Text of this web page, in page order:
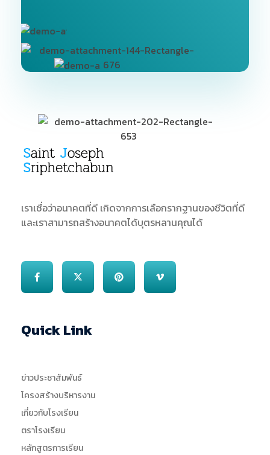
เราเชื่อว่าอนาคตที่ดี เกิดจากการเลือกรากฐานของชีวิตที่ดี
และเราสามารถสร้างอนาคตได้บุตรหลานคุณได้
Quick Link
ข่าวประชาสัมพันธ์
โครงสร้างบริหารงาน
เกี่ยวกับโรงเรียน
ตราโรงเรียน
หลักสูตรการเรียน